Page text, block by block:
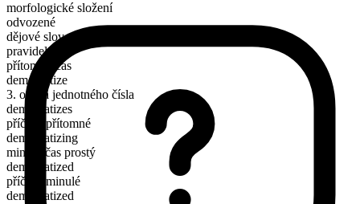
morfologické složení
odvozené
dějové sloveso
pravidelné
přítomný čas
democratize
3. osoba jednotného čísla
democratizes
příčestí přítomné
democratizing
minulý čas prostý
democratized
příčestí minulé
democratized